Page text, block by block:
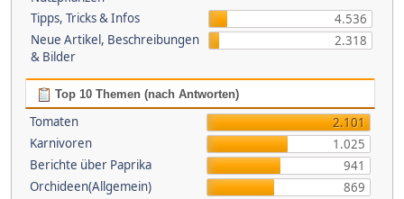
Tipps, Tricks & Infos
4.536
Neue Artikel, Beschreibungen
& Bilder
2.318
Top 10 Themen (nach Antworten)
Tomaten
2.101
Karnivoren
1.025
Berichte über Paprika
941
Orchideen(Allgemein)
869